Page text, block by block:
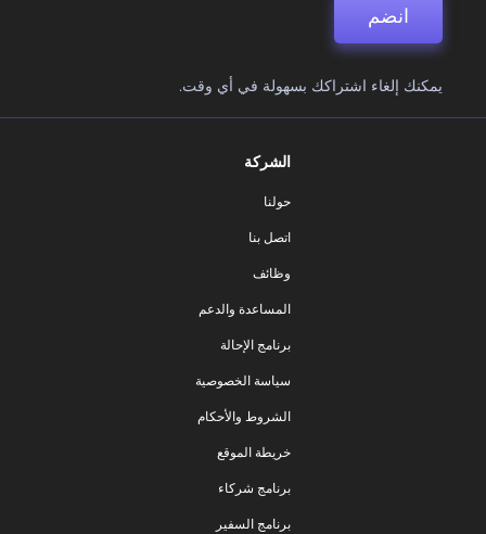
انضم
يمكنك إلغاء اشتراكك بسهولة في أي وقت.
الشركة
حولنا
اتصل بنا
وظائف
المساعدة والدعم
برنامج الإحالة
سياسة الخصوصية
الشروط والأحكام
خريطة الموقع
برنامج شركاء
برنامج السفير